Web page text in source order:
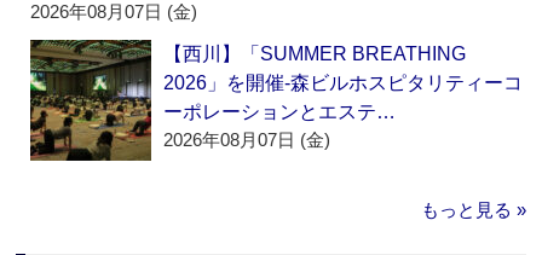
2026年08月07日 (金)
【西川】「SUMMER BREATHING
2026」を開催‐森ビルホスピタリティーコ
ーポレーションとエステ…
2026年08月07日 (金)
もっと見る »